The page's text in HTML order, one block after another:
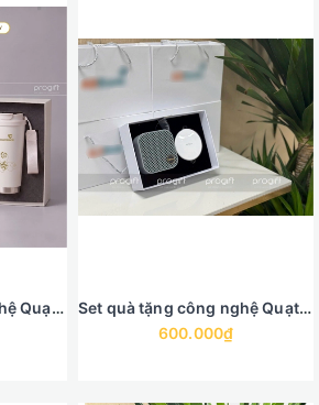
Bộ Quà Tặng Công Nghệ Quạt Điện Cầm Tay Mini Và Bình Giữ Nhiệt
Set quà tặng công nghệ Quạt điện, cáp sạc đa năng
600.000₫